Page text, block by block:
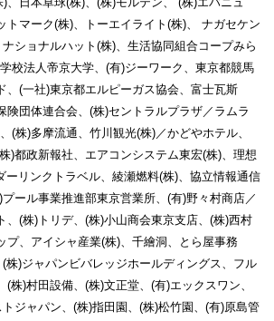
トマーク(株)、トーエイライト(株)、 ナガセケン
ショナルハット(株)、生活協同組合コープみら
校法人帝京大学、(有)ジーワーク、東京都競馬
、(一社)東京都エルピーガス協会、富士瓦斯
険団体連合会、(株)セントラルプラザ／ラムラ
(株)多摩流通、竹川観光(株)／かどやホテル、
)都政新報社、エアコンシステム東宏(株)、理想
ーリンクトラベル、綾瀬燃料(株)、協立情報通信
ール事業推進部東京営業所、(有)野々村商店／
、(株)トリデ、(株)小山商会東京支店、(株)西村
プ、アイシャ産業(株)、千繪洞、とら屋事務
株)ジャパンビバレッジホールディングス、フル
(株)村田設備、(株)文正堂、(有)エックスワン、
ジャパン、(株)指田園、(株)松竹園、(有)原島管